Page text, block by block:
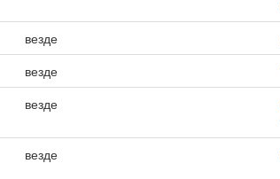
везде
везде
везде
везде